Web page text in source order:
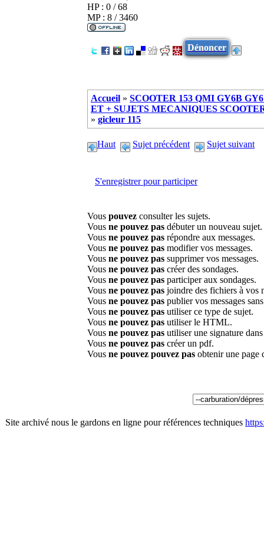
HP : 0 / 68
MP : 8 / 3460
Dénoncer
Accueil » SCOOTER 153 QMI GY6B
ET + SUJETS MECANIQUES
» gicleur 115
Haut Sujet précédent Sujet suivant
S'enregistrer pour participer
Vous pouvez consulter les sujets.
Vous ne pouvez pas débuter un nouveau sujet.
Vous ne pouvez pas répondre aux messages.
Vous ne pouvez pas modifier vos messages.
Vous ne pouvez pas supprimer vos messages.
Vous ne pouvez pas créer des sondages.
Vous ne pouvez pas participer aux sondages.
Vous ne pouvez pas joindre des fichiers à vos
Vous ne pouvez pas publier vos messages
Vous ne pouvez pas utiliser ce type de sujet.
Vous ne pouvez pas utiliser le HTML.
Vous ne pouvez pas utiliser une signature
Vous ne pouvez pas créer un pdf.
Vous ne pouvez pouvez pas obtenir une page
Site archivé nous le gardons en ligne pour références techniques